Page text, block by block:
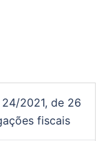
2021, de 26
fiscais